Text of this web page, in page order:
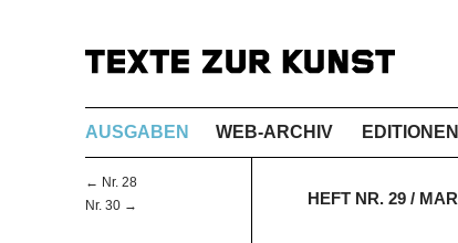
AUSGABEN WEB-ARCHIV EDITIONEN
← Nr. 28
Nr. 30 →
HEFT NR. 29 /